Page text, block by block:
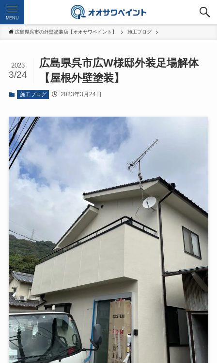
MENU
広島県呉市の外壁塗装店【オオサワペイント】 施工ブログ
広島県呉市広W様邸外装足場解体
【屋根外壁塗装】
2023
3/24
施工ブログ 2023年3月24日